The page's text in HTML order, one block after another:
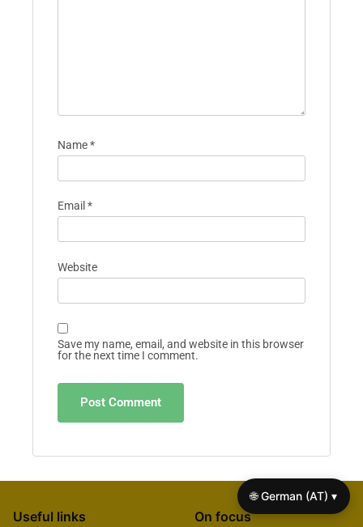
Name*
Email *
Website
Save my name, email, and website in this browser
for the next time I comment.
Useful links On focus
🌐 German (AT) ▾